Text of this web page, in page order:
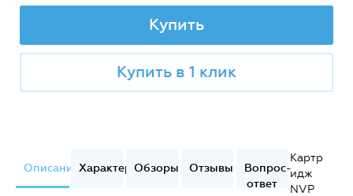
Купить
Купить в 1 клик
ОписаниеХарактеристики
Обзоры Отзывы
Вопрос-
ответ
Картр
идж
NVP